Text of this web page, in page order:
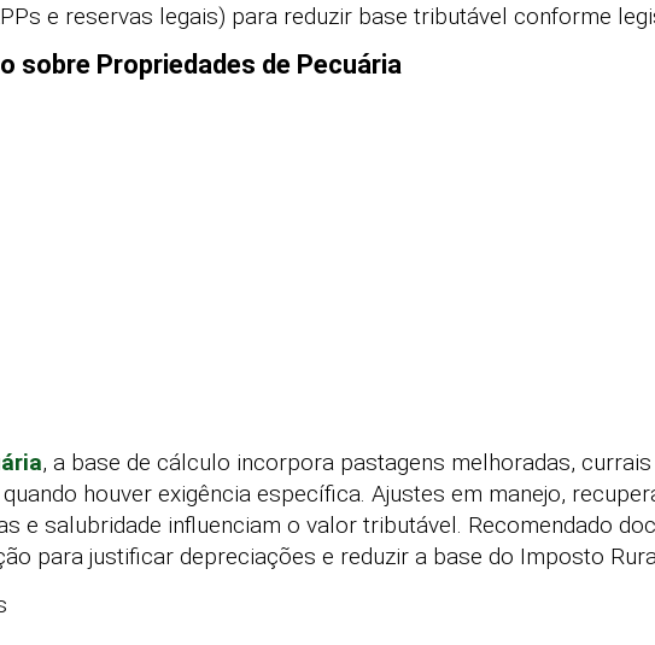
e reservas legais) para reduzir base tributável conforme
sobre Propriedades de Pecuária
, a base de cálculo incorpora pastagens melhoradas,
houver exigência específica. Ajustes em manejo,
e salubridade influenciam o valor tributável. Recomendado
para justificar depreciações e reduzir a base do Imposto